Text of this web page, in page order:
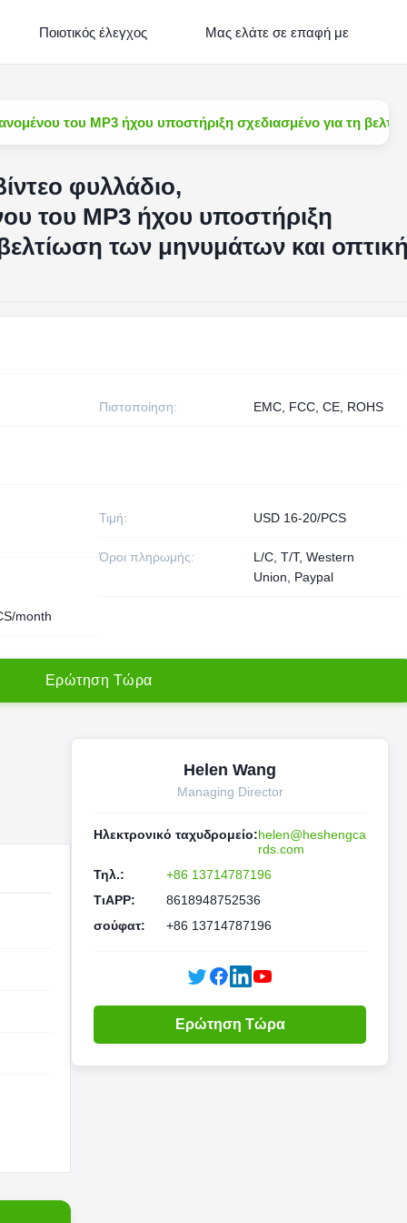
Ποιοτικός έλεγχος Μας ελάτε σε επαφή με
του MP3 ήχου υποστήριξη σχεδιασμένο για τη
φυλλάδιο,
του MP3 ήχου υποστήριξη
των μηνυμάτων και
Πιστοποίηση: EMC, FCC, CE, ROHS
Τιμή: USD 16-20/PCS
Όροι πληρωμής:
L/C, T/T, Western
Union, Paypal
month
Ερώτηση Τώρα
Helen Wang
Managing Director
Ηλεκτρονικό ταχυδρομείο:helen@heshengca
rds.com
Τηλ.:
+86 13714787196
ΤιAPP:
8618948752536
σούφατ:
+86 13714787196
Ερώτηση Τώρα